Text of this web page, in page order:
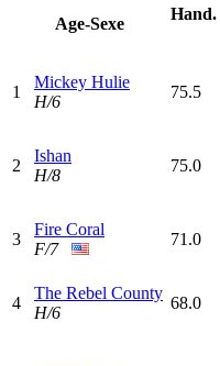
Age-Sexe
Hand.
1
Mickey Hulie
H/6
75.5
2
Ishan
H/8
75.0
3
Fire Coral
F/7
71.0
4
The Rebel County
H/6
68.0